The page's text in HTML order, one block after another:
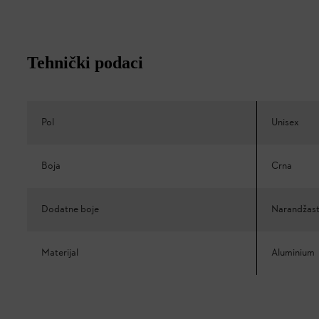
Tehnički podaci
Pol Unisex
Boja Crna
Dodatne boje
Materijal Aluminium